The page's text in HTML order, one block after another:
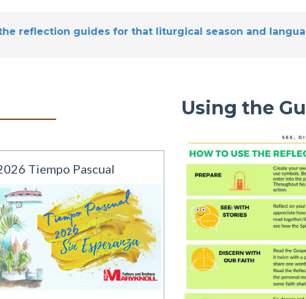
reflection guides for that liturgical season and
Tiempo Pascual
Using the